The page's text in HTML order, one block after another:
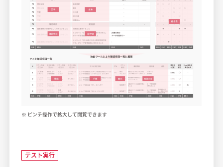
※ ピンチ操作で拡大して閲覧できます
テスト実行